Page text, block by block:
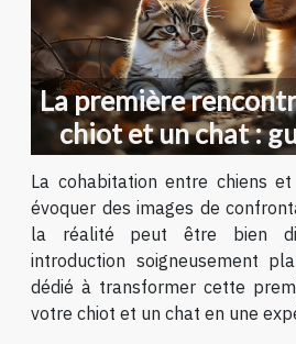
La première
chiot et un chat :
bon
La cohabitation entre chiens
évoquer des images de
la réalité peut être bien
introduction soigneusement
dédié à transformer cette
votre chiot et un chat en une